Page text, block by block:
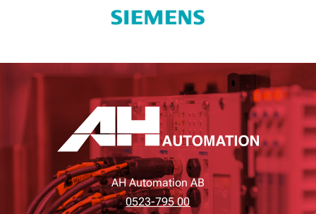
AH Automation AB
0523-795 00